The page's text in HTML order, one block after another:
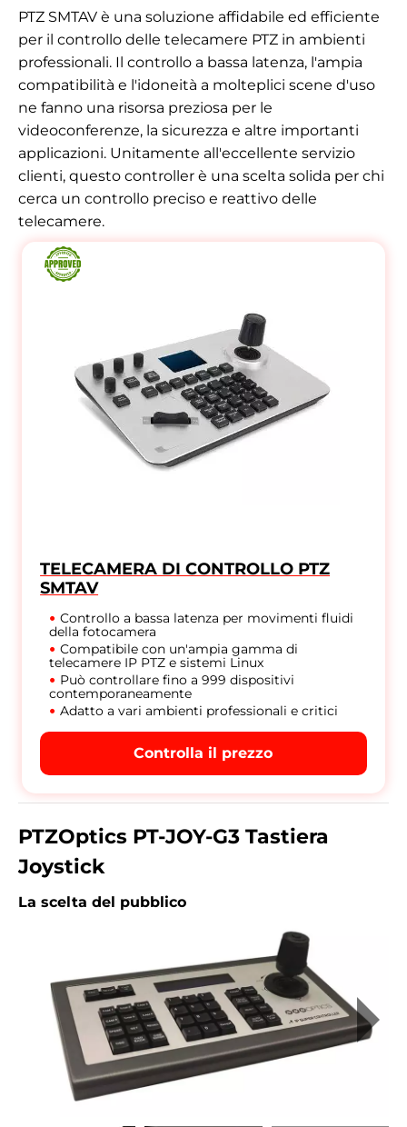
PTZ SMTAV è una soluzione affidabile ed efficiente
per il controllo delle telecamere PTZ in ambienti
professionali. Il controllo a bassa latenza, l'ampia
compatibilità e l'idoneità a molteplici scene d'uso
ne fanno una risorsa preziosa per le
videoconferenze, la sicurezza e altre importanti
applicazioni. Unitamente all'eccellente servizio
clienti, questo controller è una scelta solida per chi
cerca un controllo preciso e reattivo delle
telecamere.
TELECAMERA DI CONTROLLO PTZ
SMTAV
Controllo a bassa latenza per movimenti fluidi
della fotocamera
Compatibile con un'ampia gamma di
telecamere IP PTZ e sistemi Linux
Può controllare fino a 999 dispositivi
contemporaneamente
Adatto a vari ambienti professionali e critici
Controlla il prezzo
PTZOptics PT-JOY-G3 Tastiera
Joystick
La scelta del pubblico